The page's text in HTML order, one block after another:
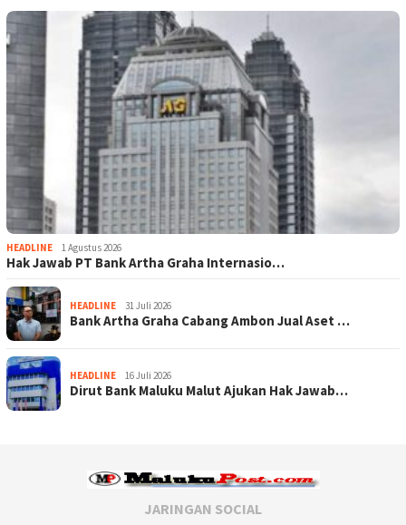
HEADLINE 1 Agustus 2026
Hak Jawab PT Bank Artha Graha Internasio…
HEADLINE 31 Juli 2026
Bank Artha Graha Cabang Ambon Jual Aset …
HEADLINE 16 Juli 2026
Dirut Bank Maluku Malut Ajukan Hak Jawab…
JARINGAN SOCIAL